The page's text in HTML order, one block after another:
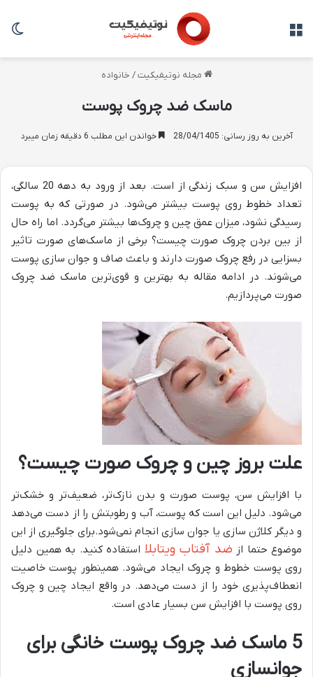
مجله نوتیفیکیت / خانواده
ماسک ضد چروک پوست
آخرین به روز رسانی: 28/04/1405 خواندن این مطلب 6 دقیقه زمان میبرد
افزایش سن و سبک زندگی از است. بعد از ورود به دهه 20 سالگی،
تعداد خطوط روی پوست بیشتر می‌شود. در صورتی که به پوست
رسیدگی نشود، میزان عمق چین و چروک‌ها بیشتر می‌گردد. اما راه حال
از بین بردن چروک صورت چیست؟ برخی از ماسک‌های صورت تاثیر
بسزایی در رفع چروک صورت دارند و باعث صاف و جوان سازی پوست
می‌شوند. در ادامه مقاله به بهترین و قوی‌ترین ماسک ضد چروک
صورت می‌پردازیم.
علت بروز چین و چروک صورت چیست؟
با افزایش سن، پوست صورت و بدن نازک‌تر، ضعیف‌تر و خشک‌تر
می‌شود. دلیل این است که پوست، آب و رطوبتش را از دست می‌دهد
و دیگر کلاژن سازی یا جوان سازی انجام نمی‌شود.برای جلوگیری از این
موضوع حتما از ضد آفتاب ویتابلا استفاده کنید. به همین دلیل
روی پوست خطوط و چروک ایجاد می‌شود. همینطور پوست خاصیت
انعطاف‌پذیری خود را از دست می‌دهد. در واقع ایجاد چین و چروک
روی پوست با افزایش سن بسیار عادی است.
5 ماسک ضد چروک پوست خانگی برای
جوانسازی